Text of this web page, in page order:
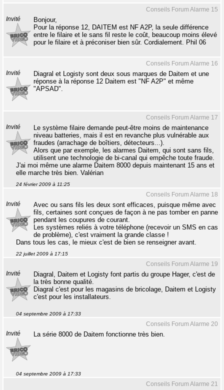
Conseils Forum Alarme 15
Invité
Bonjour,
Pour la réponse 12, DAITEM est NF A2P, la seule différence
entre le filaire et le sans fil reste le coût, beaucoup moins élevé
pour le filaire et à préconiser bien sûr. Cordialement. Phil 06
Conseils Forum Alarme 16
Invité
Diagral et Logisty sont deux sous marques de Daitem et une
réponse à la réponse 12 Daitem est "NF A2P" et même
"APSAD".
Conseils Forum Alarme 17
Invité
Le système filaire demande peut-être moins de maintenance
niveau batteries, mais il est en revanche plus vulnérable aux
fraudes (arrachage de boîtiers, détecteurs...).
Alors que par exemple, les alarmes Daitem, qui sont sans fils,
utilisent une technologie de bi-canal qui empêche toute fraude.
J'ai moi même une alarme Daitem 8000 depuis maintenant 15 ans et
elle marche très bien. Valérian
24 février 2009 à 11:25
Conseils Forum Alarme 18
Invité
Avec ou sans fils les deux sont efficaces, puisque même avec
fils, certaines sont conçues de façon à ne pas tomber en panne
pendant les coupures de courant.
Les systèmes reliés à votre téléphone (recevoir un SMS en cas
de problème), c'est vraiment la grande classe !
Dans tous les cas, le mieux c'est de bien se renseigner avant.
22 juillet 2009 à 17:15
Conseils Forum Alarme 19
Invité
Diagral, Daitem et Logisty font partis du groupe Hager, c'est de
la très bonne qualité.
Diagral c'est pour les magasins de bricolage, Daitem et Logisty
c'est pour les installateurs.
04 septembre 2009 à 17:33
Conseils Forum Alarme 20
Invité La série 8000 de Daitem fonctionne très bien.
04 septembre 2009 à 17:33
Conseils Forum Alarme 21